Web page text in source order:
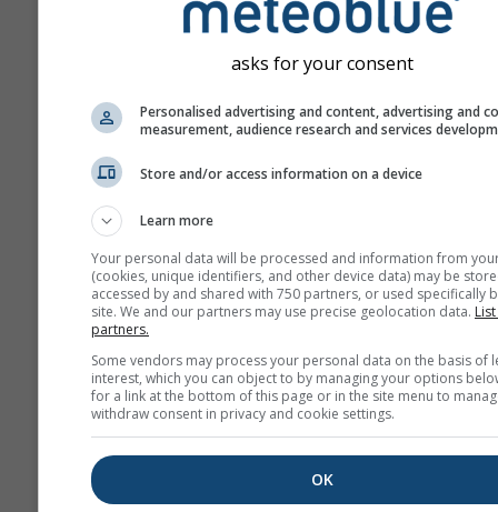
La previsión se crea con
"conjunto" de modelos.
modelos ejecutados con
calculados para estimar la
previsibilidad de la
Previsión
estacional
asks for your consent
Personalised advertising and content, advertising and
measurement, audience research and services
Store and/or access information on a device
Learn more
Your personal data will be processed and information from
(cookies, unique identifiers, and other device data) may be
accessed by and shared with 750 partners, or used specifically
site. We and our partners may use precise geolocation data.
partners.
Some vendors may process your personal data on the basis of
interest, which you can object to by managing your options
for a link at the bottom of this page or in the site menu to
withdraw consent in privacy and cookie settings.
OK